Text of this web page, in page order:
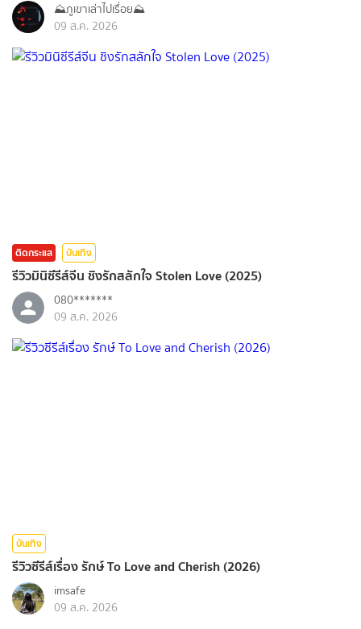
⛰️ภูเขาเล่าไปเรื่อย⛰️
09 ส.ค. 2026
ติดกระแส บันเทิง
รีวิวมินิซีรีส์จีน ชิงรักสลักใจ Stolen Love (2025)
080*******
09 ส.ค. 2026
บันเทิง
รีวิวซีรีส์เรื่อง รักษ์ To Love and Cherish (2026)
imsafe
09 ส.ค. 2026